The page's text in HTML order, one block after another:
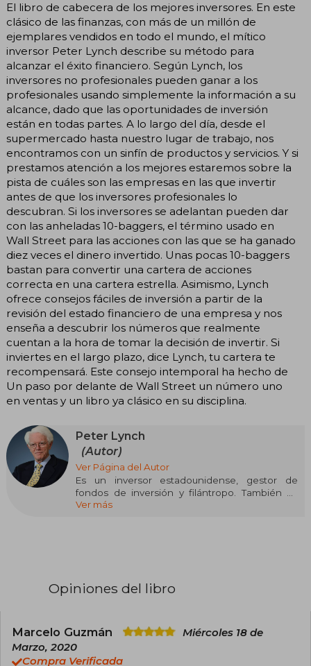
El libro de cabecera de los mejores inversores. En este
clásico de las finanzas, con más de un millón de
ejemplares vendidos en todo el mundo, el mítico
inversor Peter Lynch describe su método para
alcanzar el éxito financiero. Según Lynch, los
inversores no profesionales pueden ganar a los
profesionales usando simplemente la información a su
alcance, dado que las oportunidades de inversión
están en todas partes. A lo largo del día, desde el
supermercado hasta nuestro lugar de trabajo, nos
encontramos con un sinfín de productos y servicios. Y si
prestamos atención a los mejores estaremos sobre la
pista de cuáles son las empresas en las que invertir
antes de que los inversores profesionales lo
descubran. Si los inversores se adelantan pueden dar
con las anheladas 10-baggers, el término usado en
Wall Street para las acciones con las que se ha ganado
diez veces el dinero invertido. Unas pocas 10-baggers
bastan para convertir una cartera de acciones
correcta en una cartera estrella. Asimismo, Lynch
ofrece consejos fáciles de inversión a partir de la
revisión del estado financiero de una empresa y nos
enseña a descubrir los números que realmente
cuentan a la hora de tomar la decisión de invertir. Si
inviertes en el largo plazo, dice Lynch, tu cartera te
recompensará. Este consejo intemporal ha hecho de
Un paso por delante de Wall Street un número uno
en ventas y un libro ya clásico en su disciplina.
Peter Lynch
(Autor)
Ver Página del Autor
Es un inversor estadounidense, gestor de
fondos de inversión y filántropo. También es
coautor de varios libros y documentos sobre
el mundo. Actualmente se ha convertido en un
Ver más
Opiniones del libro
Marcelo Guzmán
Miércoles 18 de
Marzo, 2020
Compra Verificada